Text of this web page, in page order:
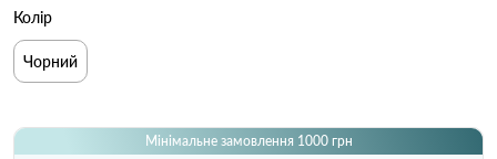
Колір
Чорний
Мінімальне замовлення 1000 грн